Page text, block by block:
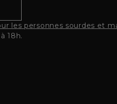
les personnes sourdes et
18h.